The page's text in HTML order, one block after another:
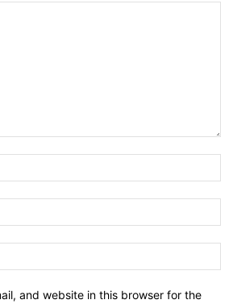
and website in this browser for the